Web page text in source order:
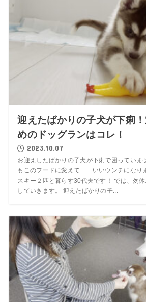
迎えたばかりの子犬が下痢
めのドッグランはコレ！
2023.10.07
お迎えしたばかりの子犬が下痢で困っていま
もこのフードに変えて……いいウンチになり
スキー２匹と暮らす30代夫です！ では、勿
していきます。 迎えたばかりの子...